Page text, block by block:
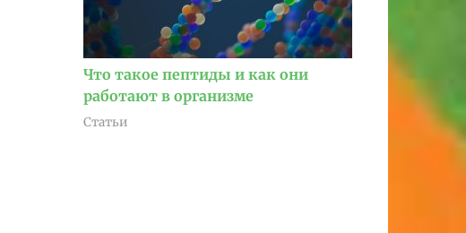
Что такое пептиды и как они
работают в организме
Статьи